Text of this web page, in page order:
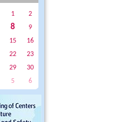
1
2
8
9
15
16
22
23
29
30
5 6